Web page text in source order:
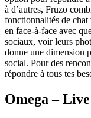
à d’autres, Fruzo
fonctionnalités de
en face-à-face avec
sociaux, voir leurs
donne une dimension
social. Pour des
répondre à tous tes
Omega –